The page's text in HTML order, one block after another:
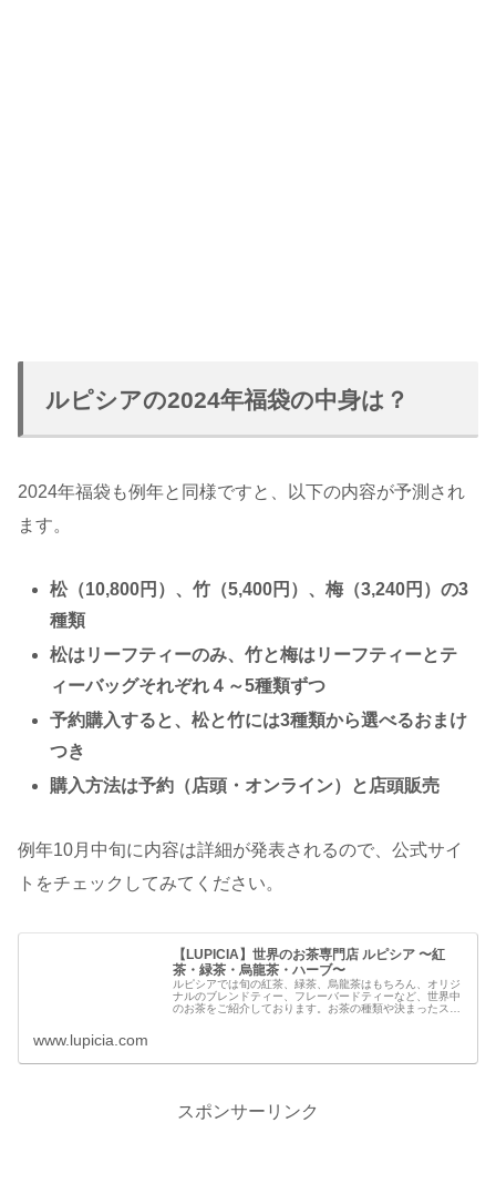
ルピシアの2024年福袋の中身は？
2024年福袋も例年と同様ですと、以下の内容が予測され
ます。
松（10,800円）、竹（5,400円）、梅（3,240円）の3
種類
松はリーフティーのみ、竹と梅はリーフティーとテ
ィーバッグそれぞれ４～5種類ずつ
予約購入すると、松と竹には3種類から選べるおまけ
つき
購入方法は予約（店頭・オンライン）と店頭販売
例年10月中旬に内容は詳細が発表されるので、公式サイ
トをチェックしてみてください。
【LUPICIA】世界のお茶専門店 ルピシア 〜紅
茶・緑茶・烏龍茶・ハーブ〜
ルピシアでは旬の紅茶、緑茶、烏龍茶はもちろん、オリジ
ナルのブレンドティー、フレーバードティーなど、世界中
のお茶をご紹介しております。お茶の種類や決まったスタ
www.lupicia.com
スポンサーリンク